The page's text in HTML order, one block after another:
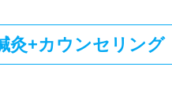
灸+カウンセリング